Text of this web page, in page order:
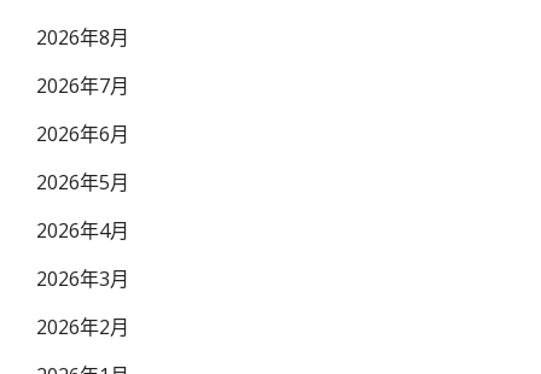
2026年8月
2026年7月
2026年6月
2026年5月
2026年4月
2026年3月
2026年2月